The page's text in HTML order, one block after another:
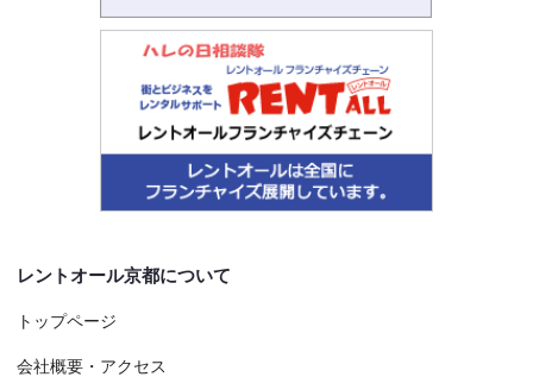
レントオール京都について
トップページ
会社概要・アクセス